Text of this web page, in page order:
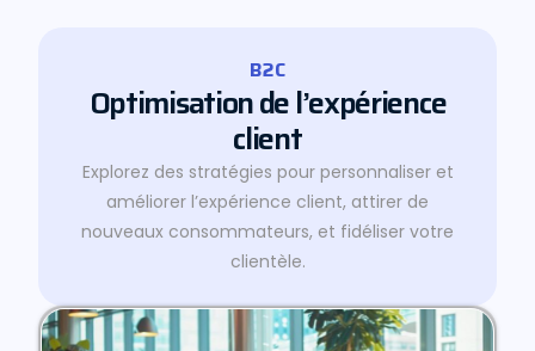
B2C
Optimisation de l’expérience
client
Explorez des stratégies pour personnaliser et
améliorer l’expérience client, attirer de
nouveaux consommateurs, et fidéliser votre
clientèle.